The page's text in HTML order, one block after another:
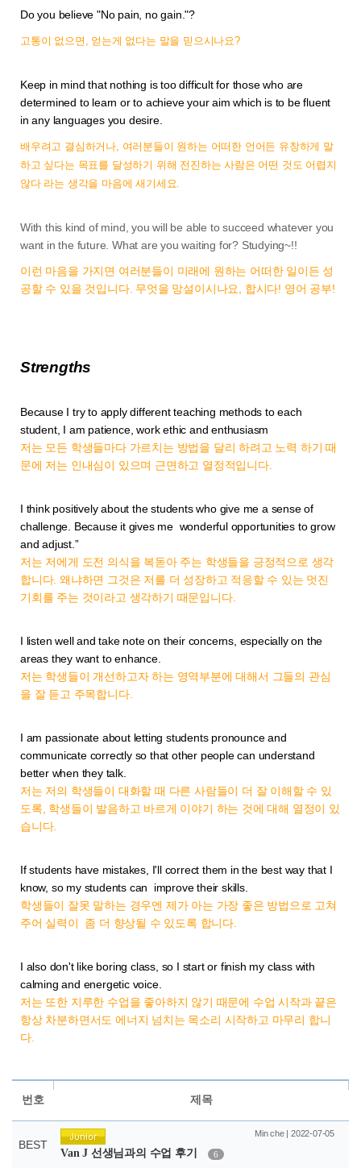
Do you believe "No pain, no gain."?
고통이 없으면, 얻는게 없다는 말을 믿으시나요?
Keep in mind that nothing is too difficult for those who are
determined to learn or to achieve your aim which is to be fluent
in any languages you desire.
배우려고 결심하거나, 여러분들이 원하는 어떠한 언어든 유창하게 말
하고 싶다는 목표를 달성하기 위해 전진하는 사람은 어떤 것도 어렵지
않다 라는 생각을 마음에 새기세요.
With this kind of mind, you will be able to succeed whatever you
want in the future. What are you waiting for? Studying~!!
이런 마음을 가지면 여러분들이 미래에 원하는 어떠한 일이든 성
공할 수 있을 것입니다. 무엇을 망설이시나요, 합시다! 영어 공부!
Strengths
Because I try to apply different teaching methods to each
student, I am patience, work ethic and enthusiasm
저는 모든 학생들마다 가르치는 방법을 달리 하려고 노력 하기 때
문에 저는 인내심이 있으며 근면하고 열정적입니다.
I think positively about the students who give me a sense of
challenge. Because it gives me wonderful opportunities to grow
and adjust.”
저는 저에게 도전 의식을 복돋아 주는 학생들을 긍정적으로 생각
합니다. 왜냐하면 그것은 저를 더 성장하고 적응할 수 있는 멋진
기회를 주는 것이라고 생각하기 때문입니다.
I listen well and take note on their concerns, especially on the
areas they want to enhance.
저는 학생들이 개선하고자 하는 영역부분에 대해서 그들의 관심
을 잘 듣고 주목합니다.
I am passionate about letting students pronounce and
communicate correctly so that other people can understand
better when they talk.
저는 저의 학생들이 대화할 때 다른 사람들이 더 잘 이해할 수 있
도록, 학생들이 발음하고 바르게 이야기 하는 것에 대해 열정이 있
습니다.
If students have mistakes, I'll correct them in the best way that I
know, so my students can improve their skills.
학생들이 잘못 말하는 경우엔 제가 아는 가장 좋은 방법으로 고쳐
주어 실력이 좀 더 향상될 수 있도록 합니다.
I also don't like boring class, so I start or finish my class with
calming and energetic voice.
저는 또한 지루한 수업을 좋아하지 않기 때문에 수업 시작과 끝은
항상 차분하면서도 에너지 넘치는 목소리 시작하고 마무리 합니
다.